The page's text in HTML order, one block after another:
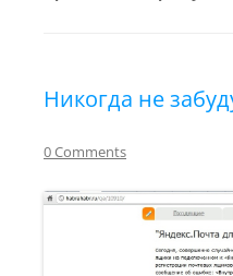
Никогда не
0 Comments